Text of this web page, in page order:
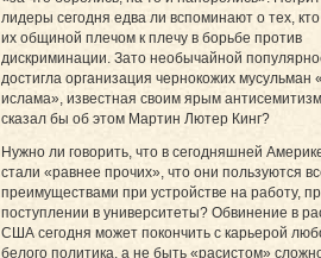
лидеры сегодня едва ли вспоминают о тех,
их общиной плечом к плечу в борьбе против
дискриминации. Зато необычайной
достигла организация чернокожих мусульман
ислама», известная своим ярым
сказал бы об этом Мартин Лютер Кинг?
Нужно ли говорить, что в сегодняшней
стали «равнее прочих», что они пользуются
преимуществами при устройстве на работу,
поступлении в университеты? Обвинение в
США сегодня может покончить с карьерой
белого политика, а не быть «расистом»